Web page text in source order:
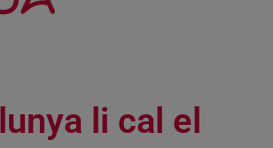
li cal el